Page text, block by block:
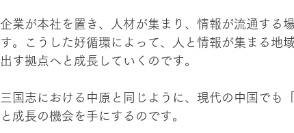
企業が本社を置き、人材が集まり、情報が流通する
す。こうした好循環によって、人と情報が集まる地
出す拠点へと成長していくのです。
三国志における中原と同じように、現代の中国でも
と成長の機会を手にするのです。